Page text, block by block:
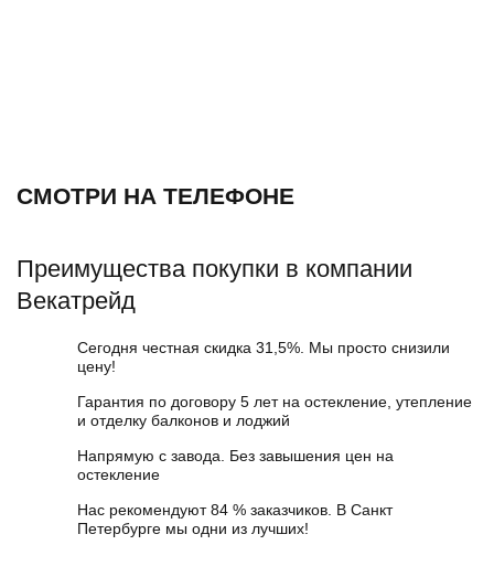
СМОТРИ НА ТЕЛЕФОНЕ
Преимущества покупки в компании
Векатрейд
Сегодня честная скидка 31,5%. Мы просто снизили
цену!
Гарантия по договору 5 лет на остекление, утепление
и отделку балконов и лоджий
Напрямую с завода. Без завышения цен на
остекление
Нас рекомендуют 84 % заказчиков. В Санкт
Петербурге мы одни из лучших!